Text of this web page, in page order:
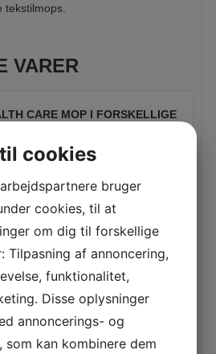
tekstilmops.
VARER
CARE MOP I FORSKELLIGE
STØRRELSE
LÆS MERE
VÅD ENGANGSMOP 60 CM
100STK/PAK
LÆS MERE
MOPGARN
cookies
bruger
cookies, til at
om dig til forskellige
Tilpasning af annoncering,
funktionalitet,
Disse oplysninger
annoncerings- og
som kan kombinere dem